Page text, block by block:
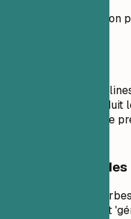
Créé la
Développé des
complets qui ont
en intégrant l'analyse
Conseils rapides
Utilisez des
'implémenté' et